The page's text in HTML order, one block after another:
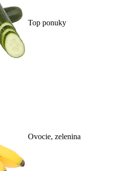
Top ponuky
Ovocie, zelenina